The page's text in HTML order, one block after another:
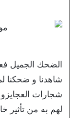
الضحك الجميل
شاهدنا و ضحكنا
شجارات
لهم به من تأثير